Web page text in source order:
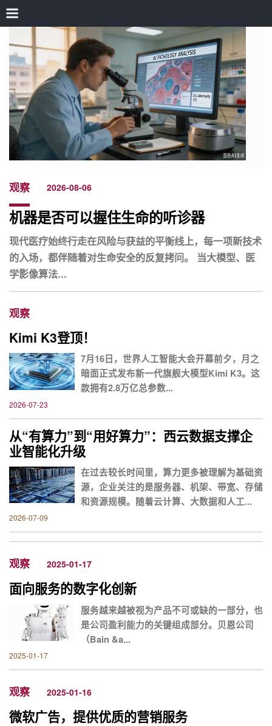
观察 2026-08-06
机器是否可以握住生命的听诊器
现代医疗始终行走在风险与获益的平衡线上，每一项新技术
的入场，都伴随着对生命安全的反复拷问。 当大模型、医
学影像算法...
观察
Kimi K3登顶！
7月16日，世界人工智能大会开幕前夕，月之
暗面正式发布新一代旗舰大模型Kimi K3。这
款拥有2.8万亿总参数...
2026-07-23
从“有算力”到“用好算力”：西云数据支撑企
业智能化升级
在过去较长时间里，算力更多被理解为基础资
源，企业关注的是服务器、机架、带宽、存储
和资源规模。随着云计算、大数据和人工...
2026-07-09
观察 2025-01-17
面向服务的数字化创新
服务越来越被视为产品不可或缺的一部分，也
是公司盈利能力的关键组成部分。贝恩公司
（Bain &a...
2025-01-17
观察 2025-01-16
微软广告，提供优质的营销服务